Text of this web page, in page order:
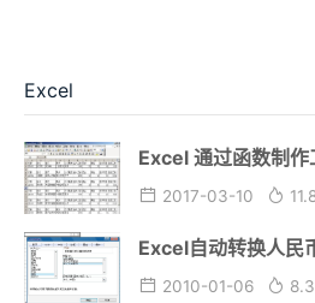
Excel
Excel 通过函数制作
2017-03-10
Excel自动转换人民
2010-01-06